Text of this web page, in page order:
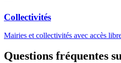
Collectivités
Mairies et collectivités avec accès
Questions fréquentes